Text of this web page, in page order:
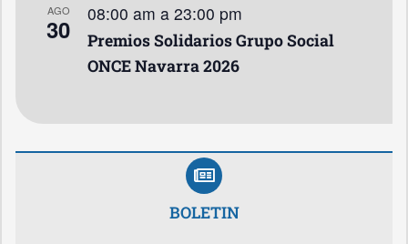
AGO
30
08:00 am a 23:00 pm
Premios Solidarios Grupo Social
ONCE Navarra 2026
BOLETIN